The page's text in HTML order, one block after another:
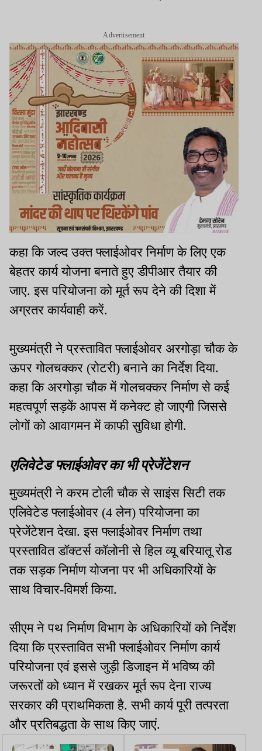
Advertisement
कहा कि जल्द उक्त फ्लाईओवर निर्माण के लिए एक
बेहतर कार्य योजना बनाते हुए डीपीआर तैयार की
जाए. इस परियोजना को मूर्त रूप देने की दिशा में
अग्रतर कार्यवाही करें.
मुख्यमंत्री ने प्रस्तावित फ्लाईओवर अरगोड़ा चौक के
ऊपर गोलचक्कर (रोटरी) बनाने का निर्देश दिया.
कहा कि अरगोड़ा चौक में गोलचक्कर निर्माण से कई
महत्वपूर्ण सड़कें आपस में कनेक्ट हो जाएगी जिससे
लोगों को आवागमन में काफी सुविधा होगी.
एलिवेटेड फ्लाईओवर का भी प्रेजेंटेशन
मुख्यमंत्री ने करम टोली चौक से साइंस सिटी तक
एलिवेटेड फ्लाईओवर (4 लेन) परियोजना का
प्रेजेंटेशन देखा. इस फ्लाईओवर निर्माण तथा
प्रस्तावित डॉक्टर्स कॉलोनी से हिल व्यू बरियातू रोड
तक सड़क निर्माण योजना पर भी अधिकारियों के
साथ विचार-विमर्श किया.
सीएम ने पथ निर्माण विभाग के अधिकारियों को निर्देश
दिया कि प्रस्तावित सभी फ्लाईओवर निर्माण कार्य
परियोजना एवं इससे जुड़ी डिजाइन में भविष्य की
जरूरतों को ध्यान में रखकर मूर्त रूप देना राज्य
सरकार की प्राथमिकता है. सभी कार्य पूरी तत्परता
और प्रतिबद्धता के साथ किए जाएं.